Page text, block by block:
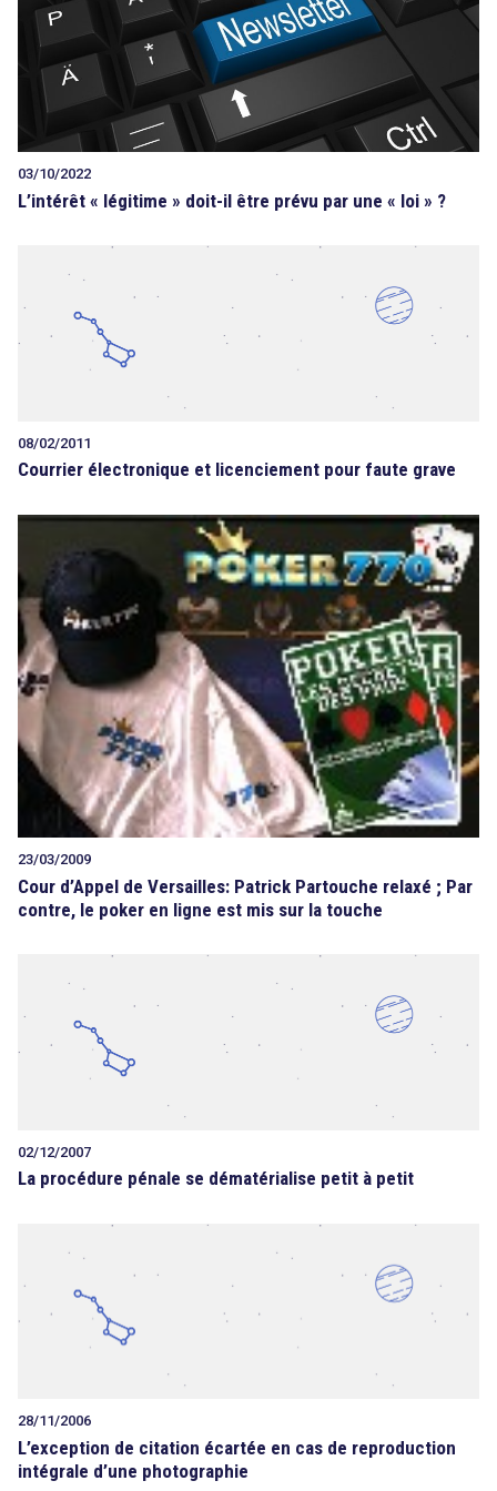
Tout sur le droit de l'innovation
CONTACT
03/10/2022
L’intérêt « légitime » doit-il être prévu par une « loi » ?
08/02/2011
Courrier électronique et licenciement pour faute grave
23/03/2009
Cour d’Appel de Versailles: Patrick Partouche relaxé ; Par
contre, le poker en ligne est mis sur la touche
02/12/2007
La procédure pénale se dématérialise petit à petit
28/11/2006
L’exception de citation écartée en cas de reproduction
intégrale d’une photographie